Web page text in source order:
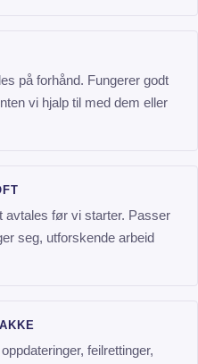
på forhånd. Fungerer godt
vi hjalp til med dem eller
avtales før vi starter. Passer
seg, utforskende arbeid
feilrettinger,